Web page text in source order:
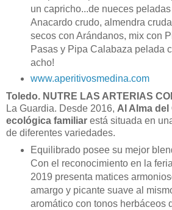
un capricho...de nueces
Anacardo crudo, almendra
secos con Arándanos, mix con
Pasas y Pipa Calabaza pelada
acho!
www.aperitivosmedina.com
Toledo. NUTRE LAS ARTERIAS
La Guardia. Desde 2016, Al Alma del
ecológica familiar está situada en
de diferentes variedades.
Equilibrado posee su mejor
Con el reconocimiento en la
2019 presenta matices
amargo y picante suave al
aromático con tonos herbáceos